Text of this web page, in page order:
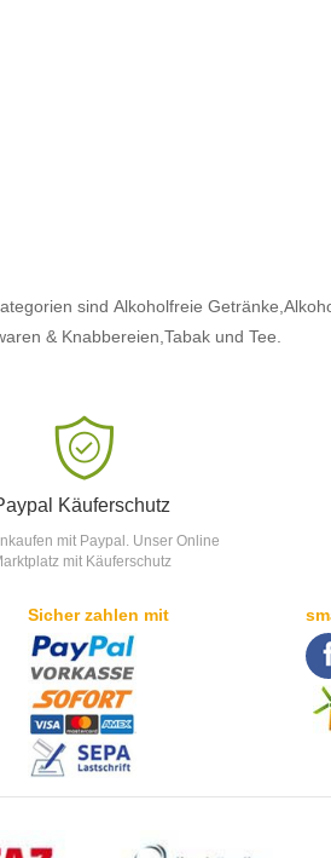
sind Alkoholfreie Getränke,
& Knabbereien, Tabak und Tee.
Käuferschutz
mit Paypal. Unser Online
mit Käuferschutz
Sicher zahlen mit